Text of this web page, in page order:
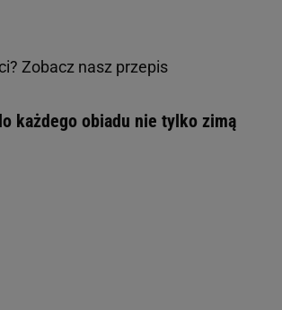
Zobacz nasz przepis
każdego obiadu nie tylko zimą